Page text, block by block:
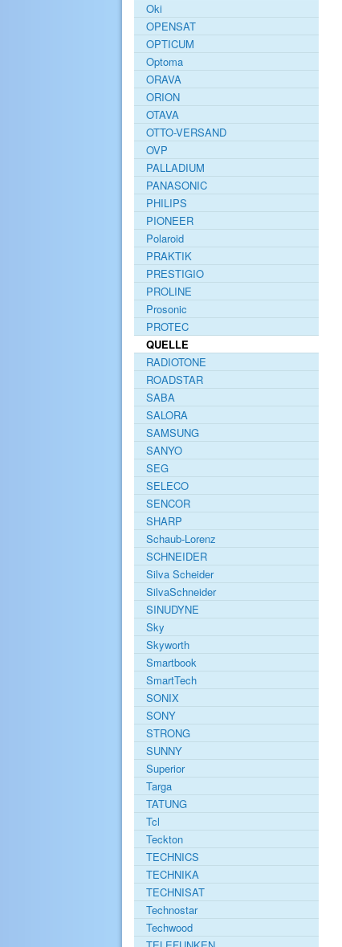
Oki
OPENSAT
OPTICUM
Optoma
ORAVA
ORION
OTAVA
OTTO-VERSAND
OVP
PALLADIUM
PANASONIC
PHILIPS
PIONEER
Polaroid
PRAKTIK
PRESTIGIO
PROLINE
Prosonic
PROTEC
QUELLE
RADIOTONE
ROADSTAR
SABA
SALORA
SAMSUNG
SANYO
SEG
SELECO
SENCOR
SHARP
Schaub-Lorenz
SCHNEIDER
Silva Scheider
SilvaSchneider
SINUDYNE
Sky
Skyworth
Smartbook
SmartTech
SONIX
SONY
STRONG
SUNNY
Superior
Targa
TATUNG
Tcl
Teckton
TECHNICS
TECHNIKA
TECHNISAT
Technostar
Techwood